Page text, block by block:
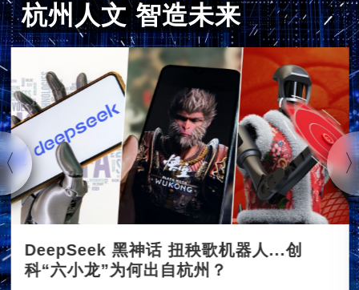
杭州人文 智造未来
DeepSeek 黑神话 扭秧歌机器人...创
科“六小龙”为何出自杭州？